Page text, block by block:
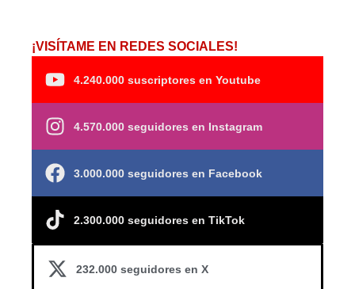
¡VISÍTAME EN REDES SOCIALES!
4.240.000 suscriptores en Youtube
4.570.000 seguidores en Instagram
3.000.000 seguidores en Facebook
2.300.000 seguidores en TikTok
232.000 seguidores en X